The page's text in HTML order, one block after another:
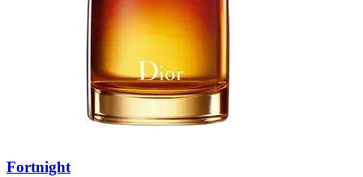
Fortnight